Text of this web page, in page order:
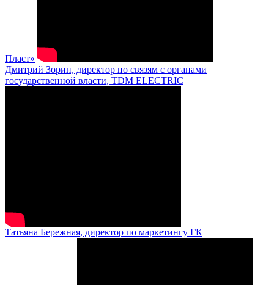
Пласт»
Дмитрий Зорин, директор по связям с органами
государственной власти, TDM ELECTRIC
Татьяна Бережная, директор по маркетингу ГК